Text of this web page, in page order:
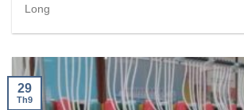
Long
29
Th9